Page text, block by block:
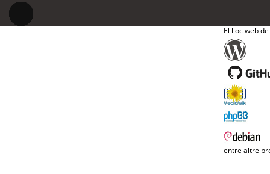
El lloc web
entre altre